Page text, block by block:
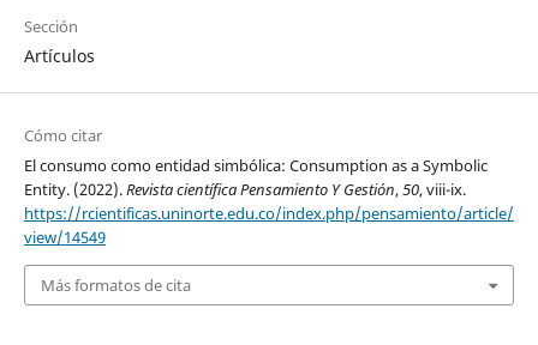
Sección
Artículos
Cómo citar
El consumo como entidad simbólica: Consumption as a Symbolic
Entity. (2022).Revista científica Pensamiento Y Gestión,50, viii-ix.
https://rcientificas.uninorte.edu.co/index.php/pensamiento/article/
view/14549
Más formatos de cita